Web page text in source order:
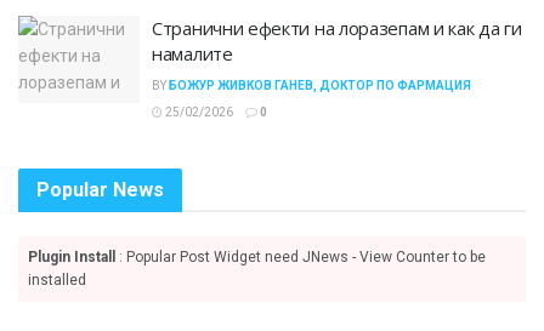
Странични ефекти на лоразепам и как да ги
намалите
BY БОЖУР ЖИВКОВ ГАНЕВ, ДОКТОР ПО ФАРМАЦИЯ
25/02/2026
0
Popular News
Plugin Install
: Popular Post Widget need JNews - View Counter to be
installed